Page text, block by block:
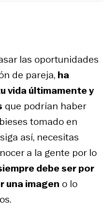
las oportunidades
de pareja, ha
vida últimamente y
que podrían haber
tomado en
así, necesitas
a la gente por lo
debe ser por
una imagen o lo